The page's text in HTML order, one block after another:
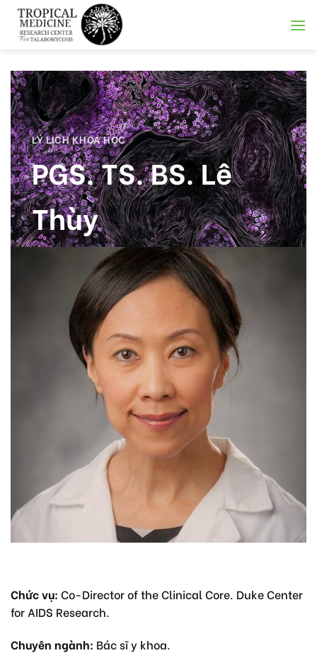
Skip
content
LÝ LỊCH KHOA HỌC
PGS. TS. BS. Lê
Thùy
Chức vụ: Co-Director of the Clinical Core. Duke Center
for AIDS Research.
Chuyên ngành: Bác sĩ y khoa.